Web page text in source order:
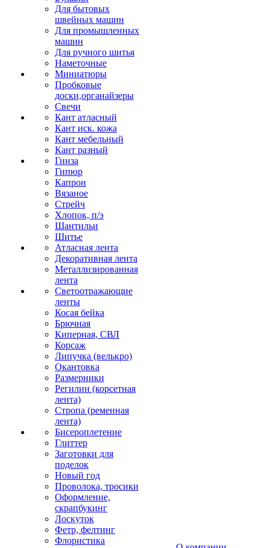
Для бытовых
швейных машин
Для промышленных
машин
Для ручного шитья
Наметочные
Миниатюры
Пробковые
доски,органайзеры
Свечи
Кант атласный
Кант иск. кожа
Кант мебельный
Кант разный
Гинза
Гипюр
Капрон
Вязаное
Стрейч
Хлопок, п/э
Шантильи
Шитье
Атласная лента
Декоративная лента
Металлизированная
лента
Светоотражающие
ленты
Косая бейка
Брючная
Киперная, СВЛ
Корсаж
Липучка (велькро)
Окантовка
Размерники
Регилин (корсетная
лента)
Стропа (ременная
лента)
Бисероплетение
Глиттер
Заготовки для
поделок
Новый год
Проволока, тросики
Оформление,
скрапбукинг
Лоскуток
Фетр, фелтинг
Флористика